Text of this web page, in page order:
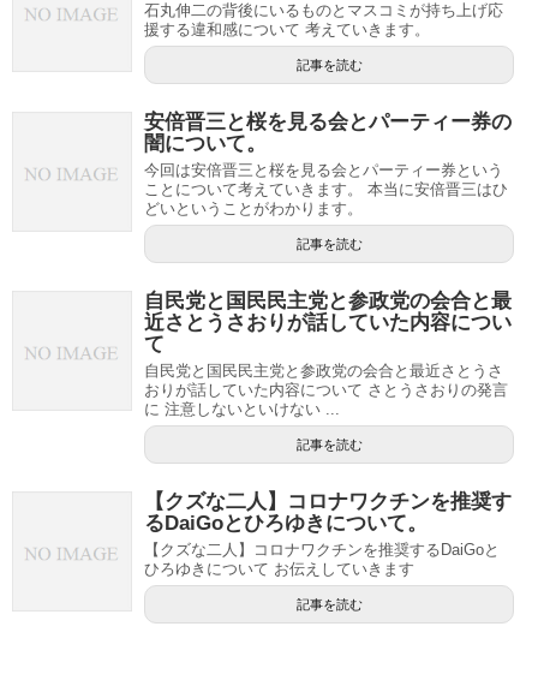
石丸伸二の背後にいるものとマスコミが持ち上げ応
援する違和感について 考えていきます。
記事を読む
安倍晋三と桜を見る会とパーティー券の
闇について。
今回は安倍晋三と桜を見る会とパーティー券という
ことについて考えていきます。 本当に安倍晋三はひ
どいということがわかります。
記事を読む
自民党と国民民主党と参政党の会合と最
近さとうさおりが話していた内容につい
て
自民党と国民民主党と参政党の会合と最近さとうさ
おりが話していた内容について さとうさおりの発言
に 注意しないといけない ...
記事を読む
【クズな二人】コロナワクチンを推奨す
るDaiGoとひろゆきについて。
【クズな二人】コロナワクチンを推奨するDaiGoと
ひろゆきについて お伝えしていきます
記事を読む